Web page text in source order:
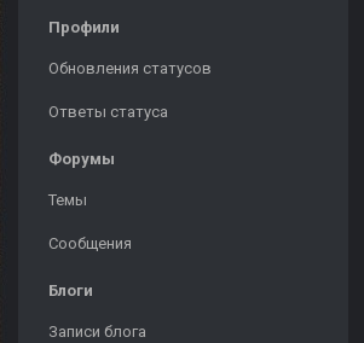
Профили
Обновления статусов
Ответы статуса
Форумы
Темы
Сообщения
Блоги
Записи блога